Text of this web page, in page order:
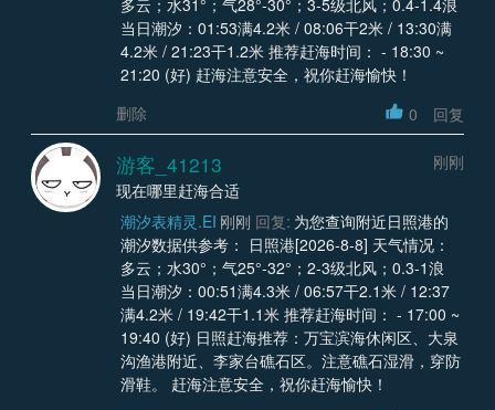
当日潮汐：01:53满4.2米 / 08:06干2米 / 13:30满
4.2米 / 21:23干1.2米 推荐赶海时间： - 18:30 ~
21:20 (好) 赶海注意安全，祝你赶海愉快！
删除
0 回复
游客_41213
刚刚
现在哪里赶海合适
潮汐表精灵.EI 刚刚 回复: 为您查询附近日照港的
潮汐数据供参考： 日照港[2026-8-8] 天气情况：
多云；水30°；气25°-32°；2-3级北风；0.3-1浪
当日潮汐：00:51满4.3米 / 06:57干2.1米 / 12:37
满4.2米 / 19:42干1.1米 推荐赶海时间： - 17:00 ~
19:40 (好) 日照赶海推荐：万宝滨海休闲区、大泉
沟渔港附近、李家台礁石区。注意礁石湿滑，穿防
滑鞋。 赶海注意安全，祝你赶海愉快！